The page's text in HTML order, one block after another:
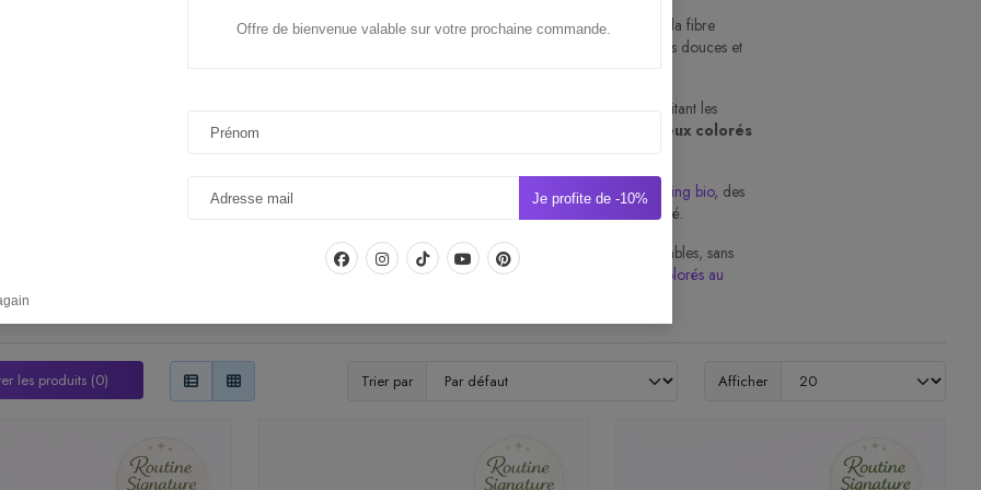
, c’est prendre soin de ses cheveux avec des produits plus respectueux de la fibre
, des formules douces et
permet de nettoyer, nourrir et protéger les cheveux tout en limitant les
Elle convient aussi bien aux cheveux secs, aux cheveux bouclés, aux cuirs chevelus sensibles qu’aux
cheveux colorés
de vos cheveux, une routine capillaire écologique peut associer un
shampoing naturel, unaprès-shampoing bio, des
ainsi que des soins rechargeables pour réduire l’impact environnemental de votre routine beauté.
s’inscrit dans une vision plus consciente du soin capillaire : choisir des produits efficaces, sensoriels et durables, sans
routines cheveux secsou nos conseils pour l’entretien des
cheveux colorés au
les produits (0) Trier par Afficher
Offre de bienvenue valable sur votre prochaine commande.
Je profite de -10%